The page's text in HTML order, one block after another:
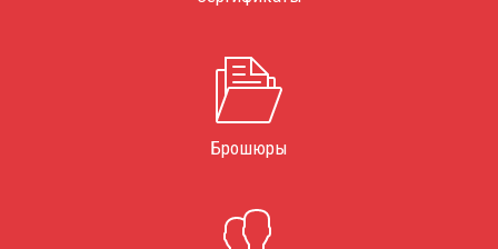
Брошюры